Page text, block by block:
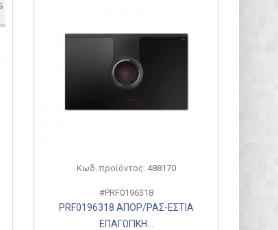
Κωδ. προϊόντος: 488170
#PRF0196318
PRF0196318 ΑΠΟΡ/ΡΑΣ-ΕΣΤΙΑ
ΕΠΑΓΩΓΙΚΗ...